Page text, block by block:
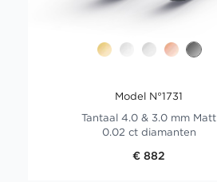
Model N°1731
Tantaal 4.0 & 3.0 mm Matt
0.02 ct diamanten
€ 882